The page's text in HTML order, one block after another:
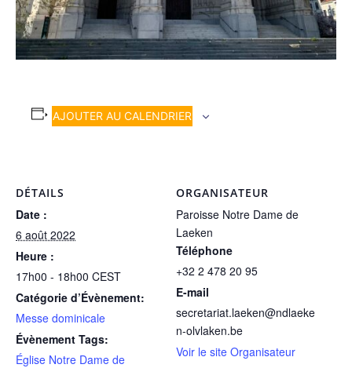
AJOUTER AU CALENDRIER
DÉTAILS
Date :
6 août 2022
Heure :
17h00 - 18h00 CEST
Catégorie d’Évènement:
Messe dominicale
Évènement Tags:
Église Notre Dame de
ORGANISATEUR
Paroisse Notre Dame de
Laeken
Téléphone
+32 2 478 20 95
E-mail
secretariat.laeken@ndlaeke
n-olvlaken.be
Voir le site Organisateur